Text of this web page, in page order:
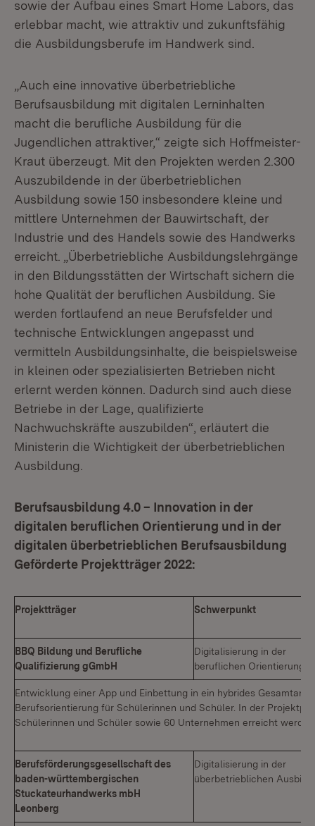
sowie der Aufbau eines Smart Home Labors, das
erlebbar macht, wie attraktiv und zukunftsfähig
die Ausbildungsberufe im Handwerk sind.
„Auch eine innovative überbetriebliche
Berufsausbildung mit digitalen Lerninhalten
macht die berufliche Ausbildung für die
Jugendlichen attraktiver,“ zeigte sich Hoffmeister-
Kraut überzeugt. Mit den Projekten werden 2.300
Auszubildende in der überbetrieblichen
Ausbildung sowie 150 insbesondere kleine und
mittlere Unternehmen der Bauwirtschaft, der
Industrie und des Handels sowie des Handwerks
erreicht. „Überbetriebliche Ausbildungslehrgänge
in den Bildungsstätten der Wirtschaft sichern die
hohe Qualität der beruflichen Ausbildung. Sie
werden fortlaufend an neue Berufsfelder und
technische Entwicklungen angepasst und
vermitteln Ausbildungsinhalte, die beispielsweise
in kleinen oder spezialisierten Betrieben nicht
erlernt werden können. Dadurch sind auch diese
Betriebe in der Lage, qualifizierte
Nachwuchskräfte auszubilden“, erläutert die
Ministerin die Wichtigkeit der überbetrieblichen
Ausbildung.
Berufsausbildung 4.0 – Innovation in der
digitalen beruflichen Orientierung und in der
digitalen überbetrieblichen Berufsausbildung
Geförderte Projektträger 2022:
Projektträger Schwerpunkt
BBQ Bildung und Berufliche
Qualifizierung gGmbH
Digitalisierung in der
beruflichen Orientierung
Entwicklung einer App und Einbettung in ein hybrides
Berufsorientierung für Schülerinnen und Schüler. In der
Schülerinnen und Schüler sowie 60 Unternehmen erreicht
Berufsförderungsgesellschaft des
baden-württembergischen
Stuckateurhandwerks mbH
Leonberg
Digitalisierung in der
überbetrieblichen